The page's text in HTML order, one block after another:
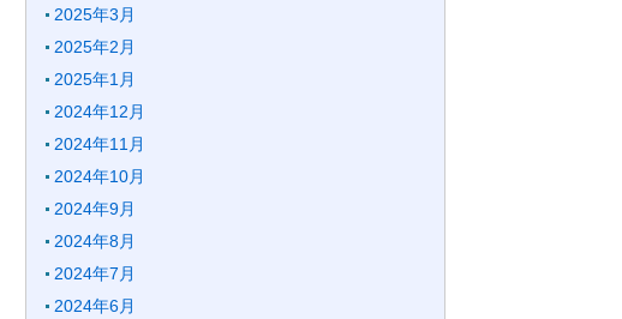
2025年3月
2025年2月
2025年1月
2024年12月
2024年11月
2024年10月
2024年9月
2024年8月
2024年7月
2024年6月